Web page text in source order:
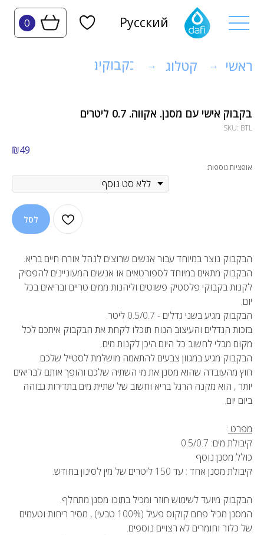
0 Русский
בקבוק אישי עם מסנן. אקווה. 0.7 ליטרים
SKU: BTL
₪49
אופציות נוספות:
לסל
הבקבוק נוצר במיוחד עבור אנשים שרוצים לנהל אורח חיים בריא.
הבקבוק מתאים במיוחד לספורטאים או אנשים המעוניינים להפסיק
לקנות בקבוקי פלסטיק פשוטים וליהנות ממים טריים ובריאים בכל
יום.
הבקבוק מגיע בשני גדלים - 0.5/0.7 ליטר.
בזכות הגדלים והעיצוב הנוח תוכלו לקחת את הבקבוק איתכם לכל
מקום מבלי לחשוב כל היום היכן לקנות מים.
הבקבוק מגיע במגוון צבעים להתאמה מושלמת לסטייל שלכם.
חוץ מהעובדה שהוא מסנן את מי השתיה שלכם והופך אותם לבריאים
יותר , הוא מקנה הרגל בריא וחשוב של שתיית מים בתדירות גבוהה
ביום יום.
מפרט :
קיבולת מים: 0.5/0.7
כולל מסנן נוסף
קיבולת מסנן אחד : עד 150 ליטרים של מין לסינון בחודש.
הבקבוק מיועד לשימוש חוזר ומכיל בתוכו מסנן מתחלף.
המסנן מכיל פחם קוקוס פעיל (100% טבעי) , מסיר ריחות וטעמים
של כלור וחומרים לא רצויים נוספים.